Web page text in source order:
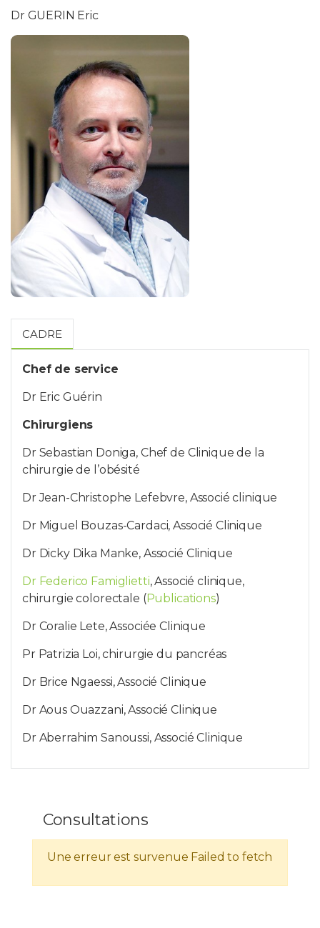
Dr GUERIN Eric
CADRE
Chef de service
Dr Eric Guérin
Chirurgiens
Dr Sebastian Doniga, Chef de Clinique de la
chirurgie de l’obésité
Dr Jean-Christophe Lefebvre, Associé clinique
Dr Miguel Bouzas-Cardaci, Associé Clinique
Dr Dicky Dika Manke, Associé Clinique
Dr Federico Famiglietti, Associé clinique,
chirurgie colorectale (Publications)
Dr Coralie Lete, Associée Clinique
Pr Patrizia Loi, chirurgie du pancréas
Dr Brice Ngaessi, Associé Clinique
Dr Aous Ouazzani, Associé Clinique
Dr Aberrahim Sanoussi, Associé Clinique
Consultations
Une erreur est survenue Failed to fetch